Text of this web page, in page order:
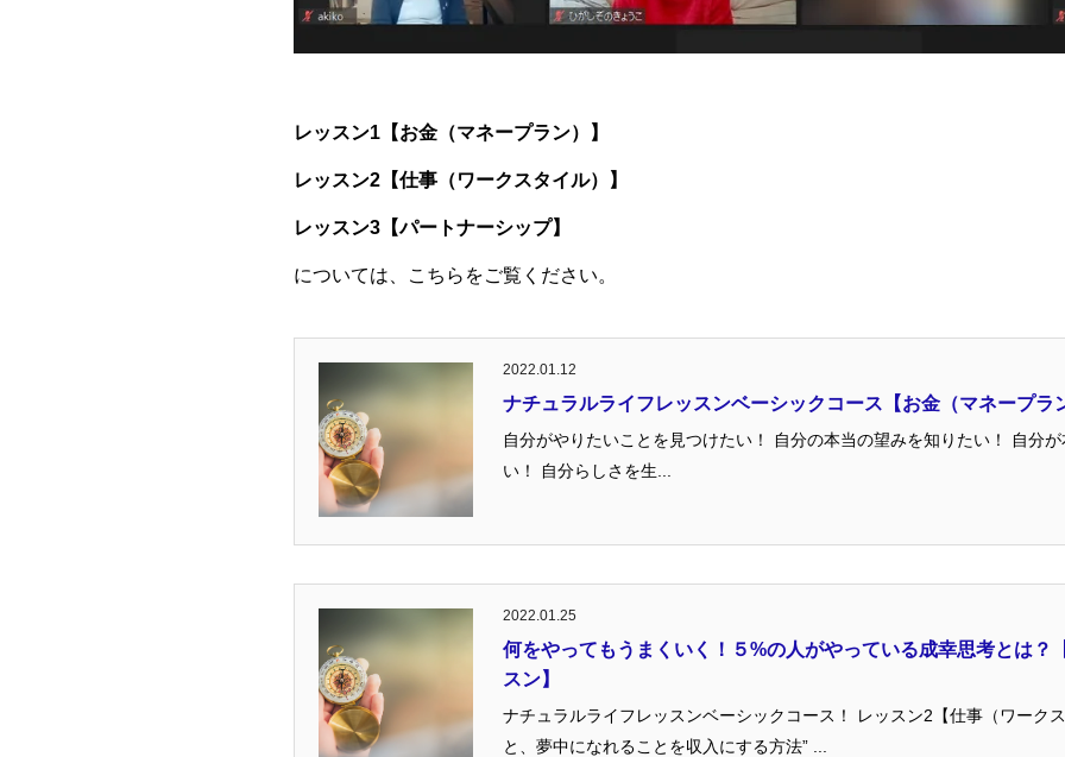
レッスン1【お金（マネープラン）】
レッスン2【仕事（ワークスタイル）】
レッスン3【パートナーシップ】
については、こちらをご覧ください。
2022.01.12
ナチュラルライフレッスンベーシックコース【お金（マネープラ
自分がやりたいことを見つけたい！ 自分の本当の望みを知りたい！ 自分
い！ 自分らしさを生...
2022.01.25
何をやってもうまくいく！５%の人がやっている成幸思考とは？
スン】
ナチュラルライフレッスンベーシックコース！ レッスン2【仕事（ワーク
と、夢中になれることを収入にする方法” ...